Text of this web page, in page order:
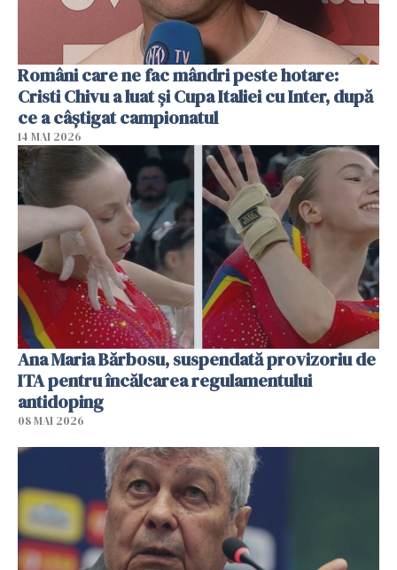
Români care ne fac mândri peste hotare:
Cristi Chivu a luat și Cupa Italiei cu Inter, după
ce a câștigat campionatul
14 MAI 2026
Ana Maria Bărbosu, suspendată provizoriu de
ITA pentru încălcarea regulamentului
antidoping
08 MAI 2026